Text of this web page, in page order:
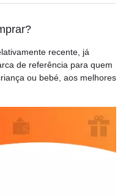
recente, já
de referência para quem
ou bebé, aos melhores